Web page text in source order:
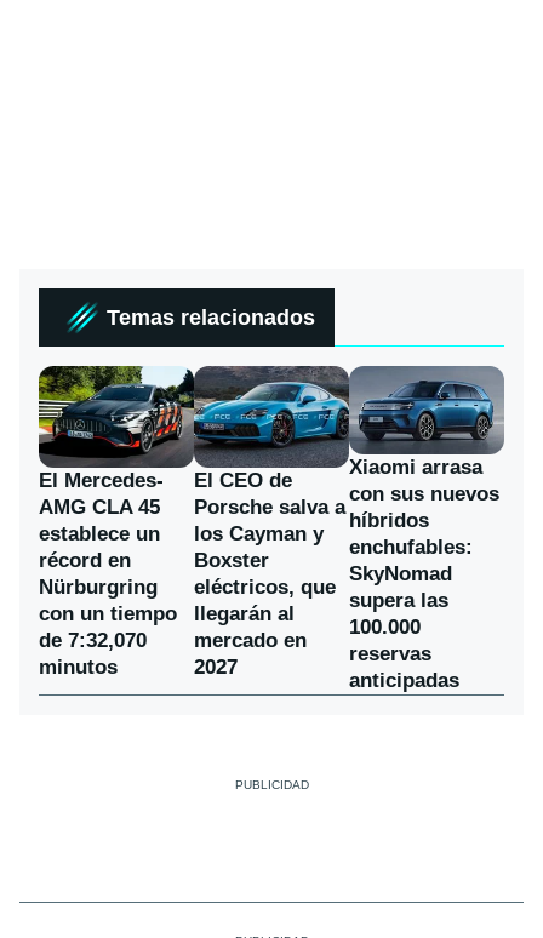
Temas relacionados
El Mercedes-
AMG CLA 45
establece un
récord en
Nürburgring
con un tiempo
de 7:32,070
minutos
El CEO de
Porsche salva a
los Cayman y
Boxster
eléctricos, que
llegarán al
mercado en
2027
Xiaomi arrasa
con sus nuevos
híbridos
enchufables:
SkyNomad
supera las
100.000
reservas
anticipadas